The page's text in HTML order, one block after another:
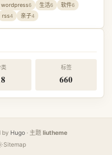
wordpress6 生活6 软件6
rss4 亲子4
标签
660
by Hugo· 主题 liutheme
Sitemap